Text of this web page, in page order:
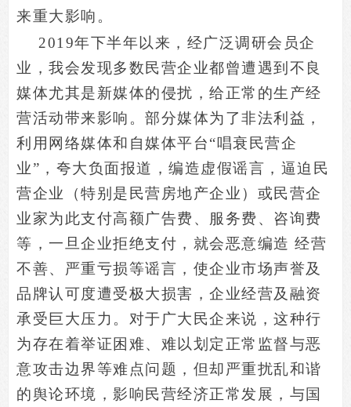
来重大影响。
2019年下半年以来，经广泛调研会员企
业，我会发现多数民营企业都曾遭遇到不良
媒体尤其是新媒体的侵扰，给正常的生产经
营活动带来影响。部分媒体为了非法利益，
利用网络媒体和自媒体平台“唱衰民营企
业”，夸大负面报道，编造虚假谣言，逼迫民
营企业（特别是民营房地产企业）或民营企
业家为此支付高额广告费、服务费、咨询费
等，一旦企业拒绝支付，就会恶意编造 经营
不善、严重亏损等谣言，使企业市场声誉及
品牌认可度遭受极大损害，企业经营及融资
承受巨大压力。对于广大民企来说，这种行
为存在着举证困难、难以划定正常监督与恶
意攻击边界等难点问题，但却严重扰乱和谐
的舆论环境，影响民营经济正常发展，与国